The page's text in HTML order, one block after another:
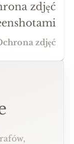
zdjęć
zdjęć